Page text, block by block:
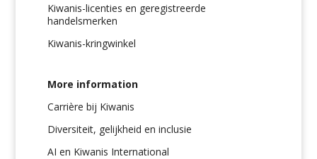
Kiwanis-licenties en geregistreerde
handelsmerken
Kiwanis-kringwinkel
More information
Carrière bij Kiwanis
Diversiteit, gelijkheid en inclusie
AI en Kiwanis International